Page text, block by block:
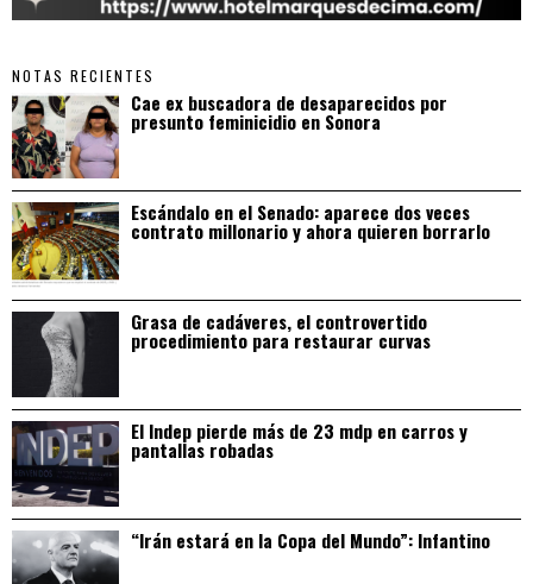
NOTAS RECIENTES
Cae ex buscadora de desaparecidos por
presunto feminicidio en Sonora
Escándalo en el Senado: aparece dos veces
contrato millonario y ahora quieren borrarlo
Grasa de cadáveres, el controvertido
procedimiento para restaurar curvas
El Indep pierde más de 23 mdp en carros y
pantallas robadas
“Irán estará en la Copa del Mundo”: Infantino